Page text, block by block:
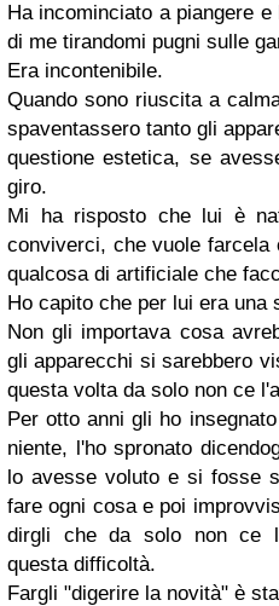
Ha incominciato a piangere
di me tirandomi pugni sulle
Era incontenibile.
Quando sono riuscita a
spaventassero tanto gli
questione estetica, se
giro.
Mi ha risposto che lui è
conviverci, che vuole farcela
qualcosa di artificiale che
Ho capito che per lui era una
Non gli importava cosa
gli apparecchi si sarebbero
questa volta da solo non ce
Per otto anni gli ho
niente, l'ho spronato
lo avesse voluto e si fosse
fare ogni cosa e poi
dirgli che da solo non ce
questa difficoltà.
Fargli "digerire la novità" è